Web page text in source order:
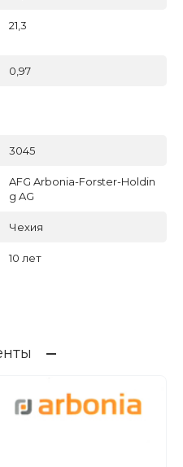
21,3
0,97
3045
AFG Arbonia-Forster-Holdin
g AG
Чехия
10 лет